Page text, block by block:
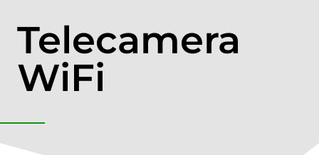
Telecamera
WiFi